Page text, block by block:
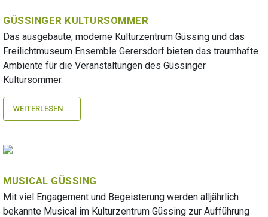
GÜSSINGER KULTURSOMMER
Das ausgebaute, moderne Kulturzentrum Güssing und das
Freilichtmuseum Ensemble Gerersdorf bieten das traumhafte
Ambiente für die Veranstaltungen des Güssinger
Kultursommer.
WEITERLESEN …
MUSICAL GÜSSING
Mit viel Engagement und Begeisterung werden alljährlich
bekannte Musical im Kulturzentrum Güssing zur Aufführung